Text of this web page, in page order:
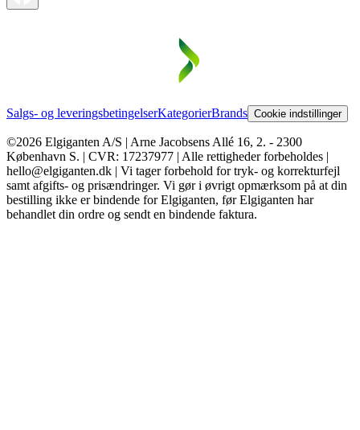
Salgs- og leveringsbetingelserKategorierBrands Cookie indstillinger
©2026 Elgiganten A/S | Arne Jacobsens Allé 16, 2. - 2300
København S. | CVR: 17237977 | Alle rettigheder forbeholdes |
hello@elgiganten.dk | Vi tager forbehold for tryk- og korrekturfejl
samt afgifts- og prisændringer. Vi gør i øvrigt opmærksom på at din
bestilling ikke er bindende for Elgiganten, før Elgiganten har
behandlet din ordre og sendt en bindende faktura.